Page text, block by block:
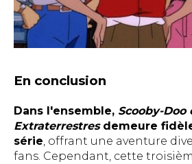
En conclusion
Dans l'ensemble, Scooby-Doo
Extraterrestresdemeure
série, offrant une aventure
fans. Cependant, cette